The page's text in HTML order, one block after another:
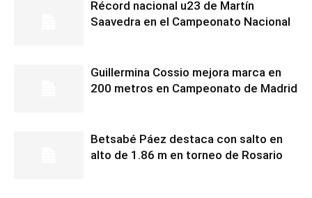
Récord nacional u23 de Martín
Saavedra en el Campeonato Nacional
Guillermina Cossio mejora marca en
200 metros en Campeonato de Madrid
Betsabé Páez destaca con salto en
alto de 1.86 m en torneo de Rosario